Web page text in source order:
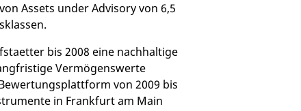
Assets under Advisory von 6,5
bis 2008 eine nachhaltige
Vermögenswerte
von 2009 bis
in Frankfurt am Main